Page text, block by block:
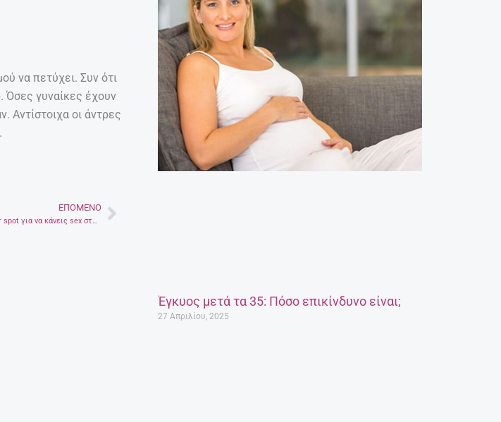
να πετύχει. Συν ότι
Όσες γυναίκες έχουν
Αντίστοιχα οι άντρες
ΕΠΌΜΕΝΟ
Οutdoor Sex: Τα καλύτερα summer spot για να κάνεις sex στα κρυφά! Next
Έγκυος μετά τα 35: Πόσο επικίνδυνο είναι;
27 Απριλίου, 2025